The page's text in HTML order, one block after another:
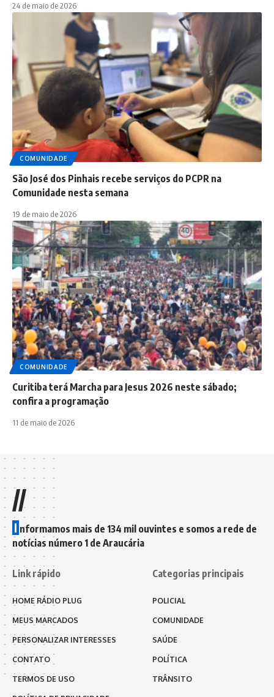
24 de maio de 2026
COMUNIDADE
São José dos Pinhais recebe serviços do PCPR na
Comunidade nesta semana
19 de maio de 2026
COMUNIDADE
Curitiba terá Marcha para Jesus 2026 neste sábado;
confira a programação
11 de maio de 2026
//
I nformamos mais de 134 mil ouvintes e somos a rede de
notícias número 1 de Araucária
Link rápido
HOME RÁDIO PLUG
MEUS MARCADOS
PERSONALIZAR INTERESSES
CONTATO
TERMOS DE USO
Categorias principais
POLICIAL
COMUNIDADE
SAÚDE
POLÍTICA
TRÂNSITO